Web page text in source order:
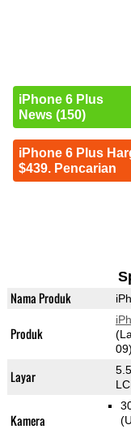
iPhone 6 Plus
News (150)
iPhone 6 Plus
$439. Pencarian
Nama Produk
Produk
09)
Layar
Kamera